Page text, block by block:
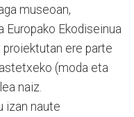
museoan,
Europako Ekodiseinua
ere parte
(moda eta
naiz.
izan naute